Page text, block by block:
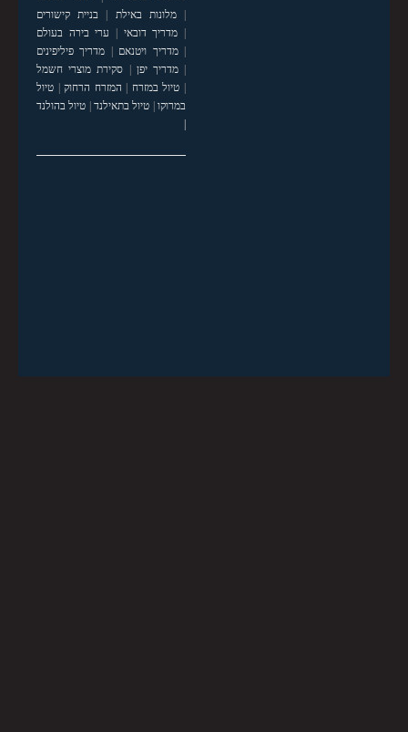
|מלונות באילת | בניית קישורים
| מדריך דובאי | ערי בירה בעולם
|מדריך ויטנאם | מדריך פיליפינים
|מדריך יפן | סקירת מוצרי חשמל
| טיול במזרח | המזרח הרחוק| טיול
במרוקו| טיול בתאילנד| טיול בהולנד
|